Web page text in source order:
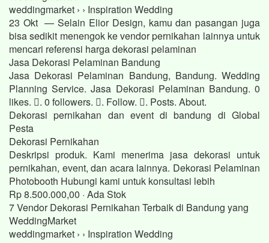
weddingmarket › › Inspiration Wedding
23 Okt — Selain Elior Design, kamu dan pasangan juga
bisa sedikit menengok ke vendor pernikahan lainnya untuk
mencari referensi harga dekorasi pelaminan
Jasa Dekorasi Pelaminan Bandung
Jasa Dekorasi Pelaminan Bandung, Bandung. Wedding
Planning Service. Jasa Dekorasi Pelaminan Bandung. 0
likes. 󱞋. 0 followers. 󱙶. Follow. 󰟝. Posts. About.
Dekorasi pernikahan dan event di bandung di Global
Pesta
Dekorasi Pernikahan
Deskripsi produk. Kami menerima jasa dekorasi untuk
pernikahan, event, dan acara lainnya. Dekorasi Pelaminan
Photobooth Hubungi kami untuk konsultasi lebih
Rp 8.500.000,00 · ‎Ada Stok
7 Vendor Dekorasi Pernikahan Terbaik di Bandung yang
WeddingMarket
weddingmarket › › Inspiration Wedding